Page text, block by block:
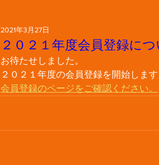
２０２１年度会員登録に
2021年3月27日
お待たせしました。
２０２１年度の会員登録を開始しま
会員登録のページをご確認ください。